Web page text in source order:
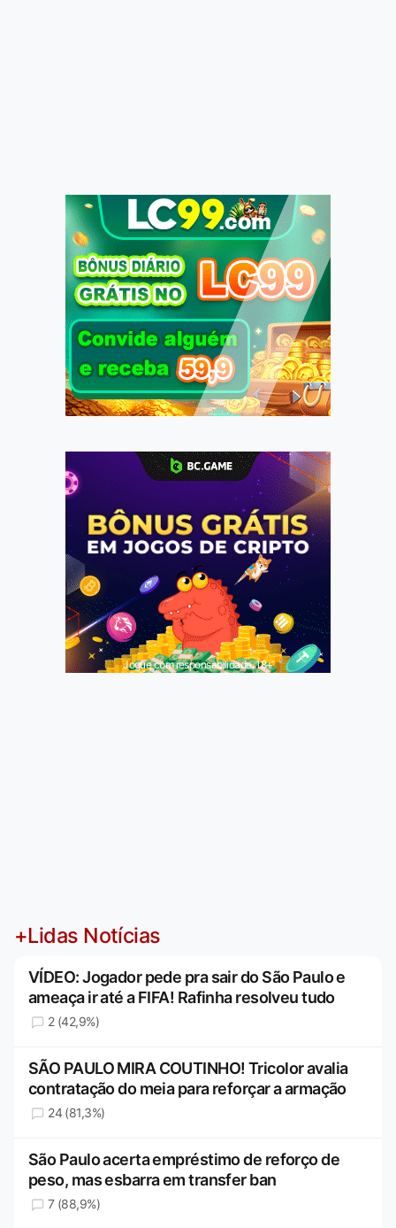
Jogue com responsabilidade. 18+
+Lidas Notícias
VÍDEO: Jogador pede pra sair do São Paulo e
ameaça ir até a FIFA! Rafinha resolveu tudo
2 (42,9%)
SÃO PAULO MIRA COUTINHO! Tricolor avalia
contratação do meia para reforçar a armação
24 (81,3%)
São Paulo acerta empréstimo de reforço de
peso, mas esbarra em transfer ban
7 (88,9%)